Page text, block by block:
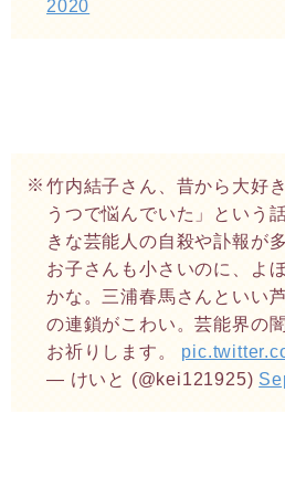
2020
竹内結子さん、昔から大好
うつで悩んでいた」という
きな芸能人の自殺や訃報が
お子さんも小さいのに、よ
かな。三浦春馬さんといい
の連鎖がこわい。芸能界の
お祈りします。
— けいと (@kei121925)